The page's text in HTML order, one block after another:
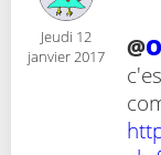
Jeudi 12
janvier 2017
@